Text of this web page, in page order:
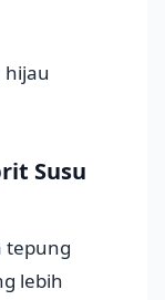
hijau
Susu
tepung
lebih